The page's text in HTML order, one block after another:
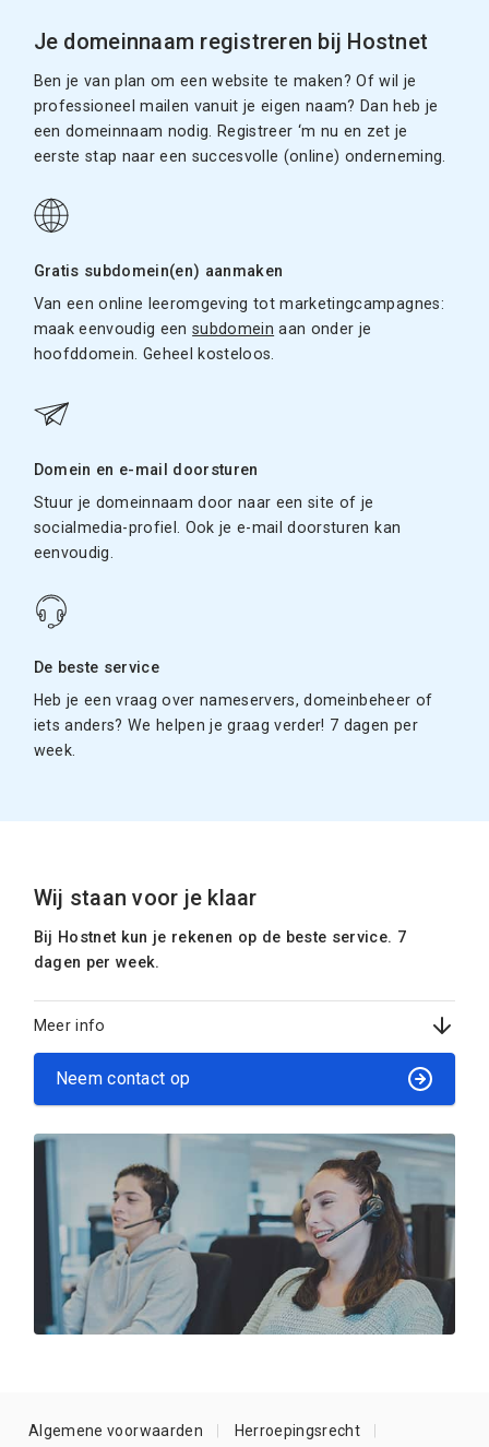
Je domeinnaam registreren bij Hostnet
Ben je van plan om een website te maken? Of wil je
professioneel mailen vanuit je eigen naam? Dan heb je
een domeinnaam nodig. Registreer ‘m nu en zet je
eerste stap naar een succesvolle (online) onderneming.
Gratis subdomein(en) aanmaken
Van een online leeromgeving tot marketingcampagnes:
maak eenvoudig eensubdomein aan onder je
hoofddomein. Geheel kosteloos.
Domein en e-mail doorsturen
Stuur je domeinnaam door naar een site of je
socialmedia-profiel. Ook je e-mail doorsturen kan
eenvoudig.
De beste service
Heb je een vraag over nameservers, domeinbeheer of
iets anders? We helpen je graag verder! 7 dagen per
week.
Wij staan voor je klaar
Bij Hostnet kun je rekenen op de beste service. 7
dagen per week.
Meer info
Neem contact op
Algemene voorwaarden Herroepingsrecht